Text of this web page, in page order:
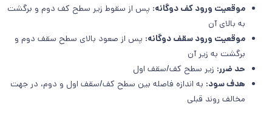
موقعیت ورود کف دوگانه: پس از سقوط زیر سطح کف دوم و برگشت
به بالای آن
موقعیت ورود سقف دوگانه: پس از صعود بالای سطح سقف دوم و
برگشت به زیر آن
حد ضرر: زیر سطح کف/سقف اول
هدف سود: به اندازه فاصله بین سطح کف/سقف اول و دوم، در جهت
مخالف روند قبلی